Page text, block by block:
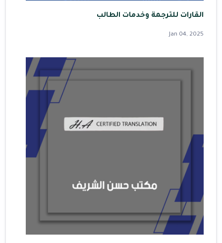
القارات للترجمة وخدمات الطالب
Jan 04, 2025